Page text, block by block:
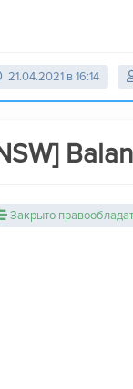
21.04.2021 в 16:14
Закрыто